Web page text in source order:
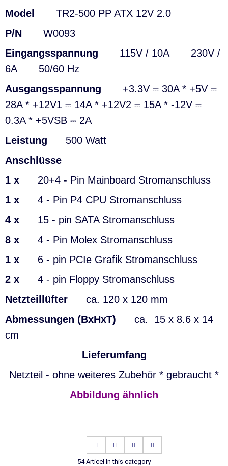
Model TR2-500 PP ATX 12V 2.0
P/N W0093
Eingangsspannung 115V / 10A 230V /
6A 50/60 Hz
Ausgangsspannung +3.3V ⎓ 30A * +5V ⎓
28A * +12V1 ⎓ 14A * +12V2 ⎓ 15A * -12V ⎓
0.3A * +5VSB ⎓ 2A
Leistung 500 Watt
Anschlüsse
1 x 20+4 - Pin Mainboard Stromanschluss
1 x
4 - Pin P4 CPU Stromanschluss
4 x
15 - pin SATA Stromanschluss
8 x 4 - Pin Molex Stromanschluss
1 x
6 - pin PCIe Grafik Stromanschluss
2 x
4 - pin Floppy Stromanschluss
Netzteillüfter ca. 120 x 120 mm
Abmessungen (BxHxT) ca. 15 x 8.6 x 14
cm
Lieferumfang
Netzteil - ohne weiteres Zubehör * gebraucht *
Abbildung ähnlich
54 Articel In this category